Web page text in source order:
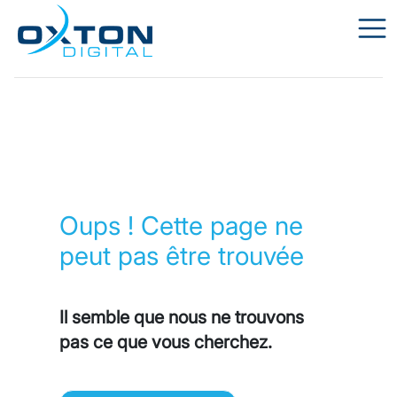
Oups ! Cette page ne
peut pas être trouvée
Il semble que nous ne trouvons
pas ce que vous cherchez.